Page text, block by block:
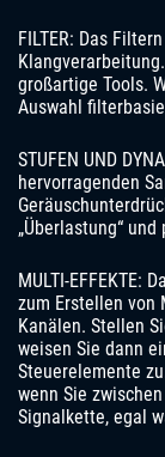
FILTER: Das
großartige Tools.
Auswahl
STUFEN UND
hervorragenden
„Überlastung“
MULTI-EFFEKTE:
zum Erstellen von
Kanälen. Stellen
weisen Sie dann
Steuerelemente
wenn Sie
Signalkette, egal